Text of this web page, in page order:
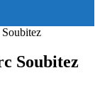
Soubitez